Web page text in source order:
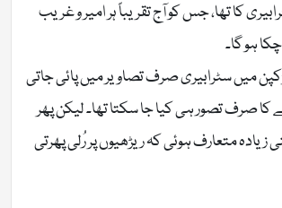
کا تھا، جس کو آج تقریباً ہر امیر و غریب
ہو گا۔
میں سٹرابیری صرف تصاویر میں پائی جاتی
صرف تصور ہی کیا جا سکتا تھا۔ لیکن پھر
زیادہ متعارف ہوئی کہ ریڑھیوں پر رُلی پھرتی